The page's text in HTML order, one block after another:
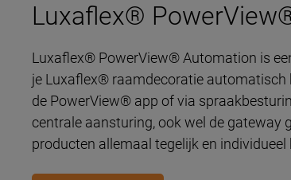
Luxaflex®
Luxaflex® PowerView® Automation is
je Luxaflex® raamdecoratie automatisch
de PowerView® app of via
centrale aansturing, ook wel de gateway
producten allemaal tegelijk en individueel